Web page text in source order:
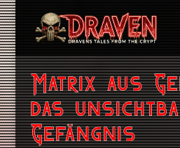
Matrix aus
das
Gefängnis